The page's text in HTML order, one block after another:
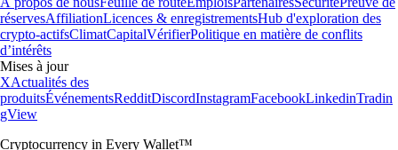
réservesAffiliationLicences & enregistrementsHub d'exploration des
crypto-actifsClimatCapitalVérifierPolitique en matière de conflits
d’intérêts
Mises à jour
XActualités des
produitsÉvénementsRedditDiscordInstagramFacebookLinkedinTradin
gView
Cryptocurrency in Every Wallet™